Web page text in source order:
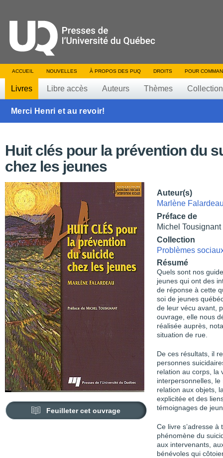
ACCUEIL NOUVELLES À PROPOS DES PUQ DROITS POUR
Livres Libre accès Auteurs Thèmes
Merci Henri et au revoir!
Huit clés pour la prévention du
chez les jeunes
Feuilleter cet ouvrage
Auteur(s)
Marlène
Préface de
Michel Tousignant
Collection
Problèmes
Résumé
Quels sont nos
jeunes qui ont des
de réponse à cette
soi de jeunes
de leur vécu avant,
ouvrage, elle nous
réalisée auprès,
situation de rue.
De ces résultats, il
personnes
relation au corps, la
interpersonnelles,
relation aux objets,
explicitée et des
témoignages de
Ce livre s’adresse à
phénomène du
aux intervenants,
bénévoles qui